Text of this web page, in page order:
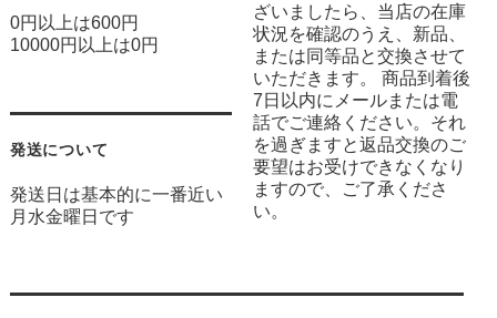
0円以上は600円
10000円以上は0円
発送について
発送日は基本的に一番近い
月水金曜日です
ざいましたら、当店の在庫
状況を確認のうえ、新品、
または同等品と交換させて
いただきます。 商品到着後
7日以内にメールまたは電
話でご連絡ください。それ
を過ぎますと返品交換のご
要望はお受けできなくなり
ますので、ご了承くださ
い。